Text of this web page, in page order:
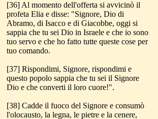
[36] Al momento dell'offerta si avvicinò il
profeta Elia e disse: "Signore, Dio di
Abramo, di Isacco e di Giacobbe, oggi si
sappia che tu sei Dio in Israele e che io sono
tuo servo e che ho fatto tutte queste cose per
tuo comando.
[37] Rispondimi, Signore, rispondimi e
questo popolo sappia che tu sei il Signore
Dio e che converti il loro cuore!".
[38] Cadde il fuoco del Signore e consumò
l'olocausto, la legna, le pietre e la cenere,